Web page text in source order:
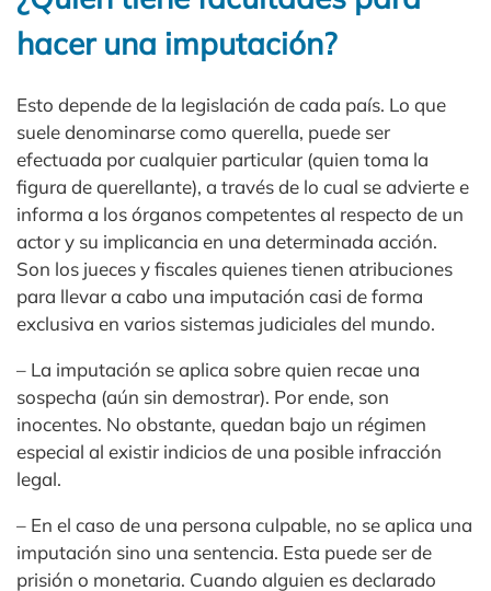
hacer una imputación?
Esto depende de la legislación de cada país. Lo que
suele denominarse como querella, puede ser
efectuada por cualquier particular (quien toma la
figura de querellante), a través de lo cual se advierte e
informa a los órganos competentes al respecto de un
actor y su implicancia en una determinada acción.
Son los jueces y fiscales quienes tienen atribuciones
para llevar a cabo una imputación casi de forma
exclusiva en varios sistemas judiciales del mundo.
– La imputación se aplica sobre quien recae una
sospecha (aún sin demostrar). Por ende, son
inocentes. No obstante, quedan bajo un régimen
especial al existir indicios de una posible infracción
legal.
– En el caso de una persona culpable, no se aplica una
imputación sino una sentencia. Esta puede ser de
prisión o monetaria. Cuando alguien es declarado